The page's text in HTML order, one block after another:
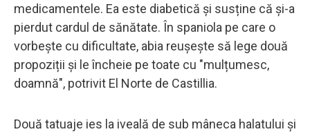
medicamentele. Ea este diabetică și susține că și-a
pierdut cardul de sănătate. În spaniola pe care o
vorbește cu dificultate, abia reușește să lege două
propoziții și le încheie pe toate cu "mulțumesc,
doamnă", potrivit El Norte de Castillia.
Două tatuaje ies la iveală de sub mâneca halatului și